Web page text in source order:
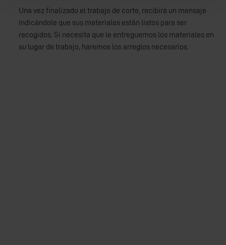
Una vez finalizado el trabajo de corte, recibirá un mensaje
indicándole que sus materiales están listos para ser
recogidos. Si necesita que le entreguemos los materiales en
su lugar de trabajo, haremos los arreglos necesarios.